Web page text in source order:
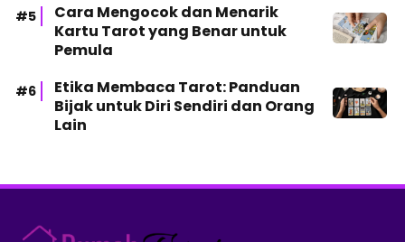
Cara Mengocok dan Menarik
Kartu Tarot yang Benar untuk
Pemula
Etika Membaca Tarot: Panduan
Bijak untuk Diri Sendiri dan Orang
Lain